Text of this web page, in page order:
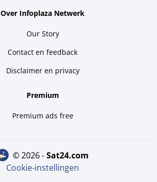
Over Infoplaza Netwerk
Our Story
Contact en feedback
Disclaimer en privacy
Premium
Premium ads free
© 2026 - sat24.com
Cookie-instellingen